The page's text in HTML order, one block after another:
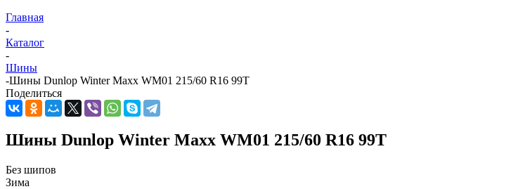
Главная
-
Каталог
-
Шины
-Шины Dunlop Winter Maxx WM01 215/60 R16 99T
Поделиться
Шины Dunlop Winter Maxx WM01 215/60 R16 99T
Без шипов
Зима